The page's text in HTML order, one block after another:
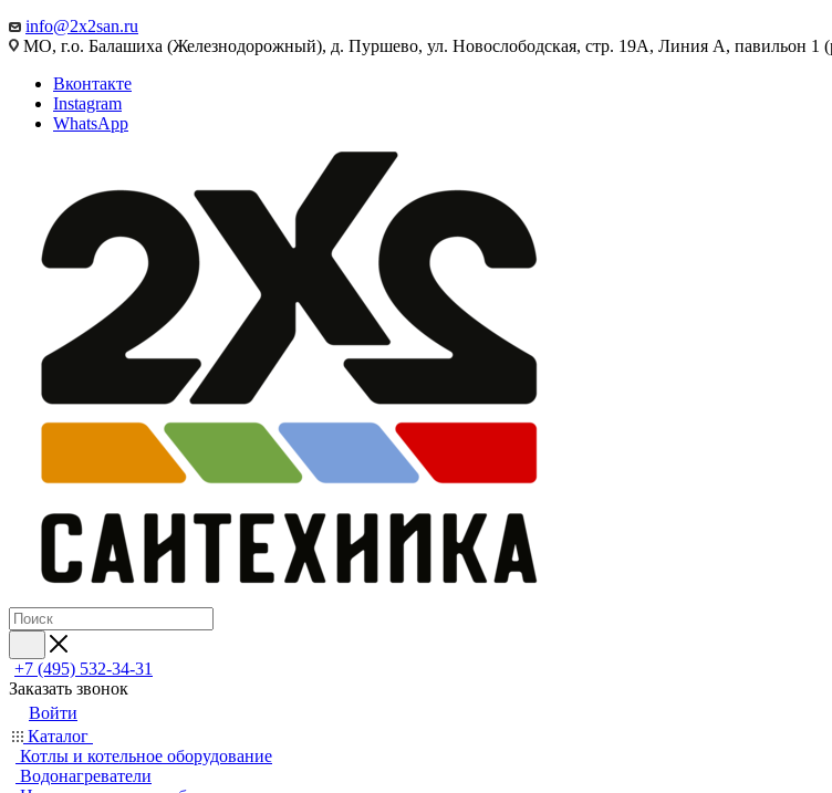
info@2x2san.ru
МО, г.о. Балашиха (Железнодорожный), д. Пуршево, ул. Новослободская, стр. 19А, Линия А, павильон
Вконтакте
Instagram
WhatsApp
+7 (495) 532‑34‑31
Заказать звонок
Войти
Каталог
Котлы и котельное оборудование
Водонагреватели